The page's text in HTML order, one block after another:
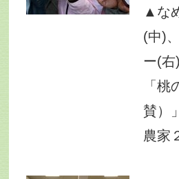
▲な
(中)
ー(
「
賛）
農家